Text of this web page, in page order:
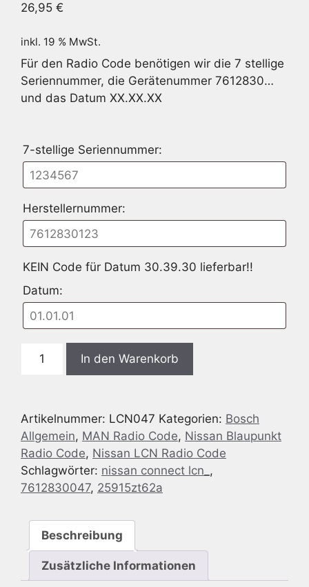
26,95 €
inkl. 19 % MwSt.
Für den Radio Code benötigen wir die 7 stellige
Seriennummer, die Gerätenummer 7612830…
und das Datum XX.XX.XX
7-stellige Seriennummer:
Herstellernummer:
KEIN Code für Datum 30.39.30 lieferbar!!
Datum:
Nissan
612
830
047
-
7612830047
25915ZT62A
Menge
In den Warenkorb
Artikelnummer: LCN047 Kategorien: Bosch
Allgemein, MAN Radio Code, Nissan Blaupunkt
Radio Code, Nissan LCN Radio Code
Schlagwörter: nissan connect lcn_ ,
7612830047, 25915zt62a
Beschreibung
Zusätzliche Informationen